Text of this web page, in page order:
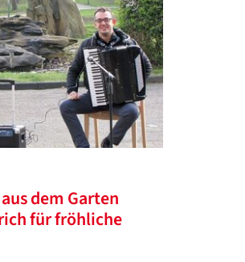
dem Garten
für fröhliche